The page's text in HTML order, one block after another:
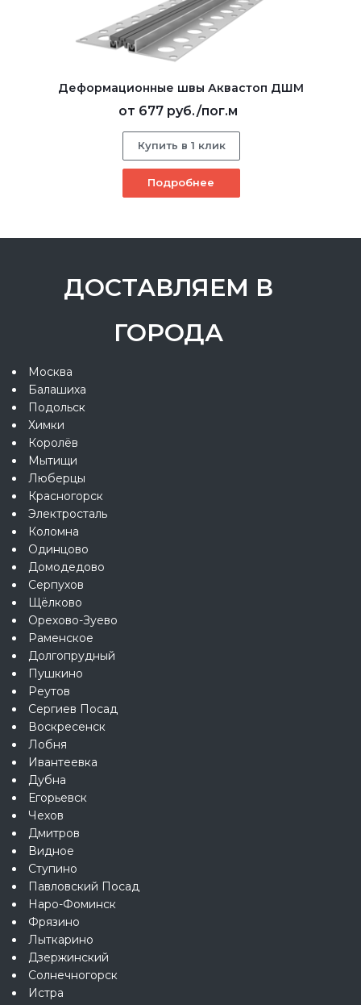
Деформационные швы Аквастоп ДШМ
от 677 руб./пог.м
Купить в 1 клик
Подробнее
ДОСТАВЛЯЕМ В
ГОРОДА
Москва
Балашиха
Подольск
Химки
Королёв
Мытищи
Люберцы
Красногорск
Электросталь
Коломна
Одинцово
Домодедово
Серпухов
Щёлково
Орехово-Зуево
Раменское
Долгопрудный
Пушкино
Реутов
Сергиев Посад
Воскресенск
Лобня
Ивантеевка
Дубна
Егорьевск
Чехов
Дмитров
Видное
Ступино
Павловский Посад
Наро-Фоминск
Фрязино
Лыткарино
Дзержинский
Солнечногорск
Истра